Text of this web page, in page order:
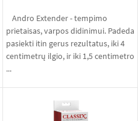
Andro Extender - tempimo
prietaisas, varpos didinimui. Padeda
pasiekti itin gerus rezultatus, iki 4
centimetrų ilgio, ir iki 1,5 centimetro
...